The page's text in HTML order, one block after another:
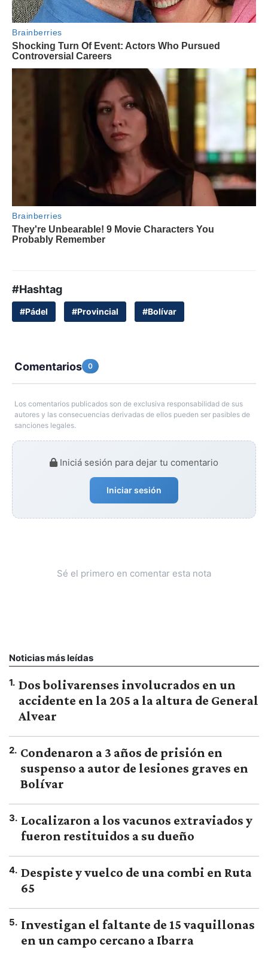
#Hashtag
#Pádel #Provincial #Bolívar
Comentarios 0
Los comentarios publicados son de exclusiva responsabilidad de sus
autores y las consecuencias derivadas de ellos pueden ser pasibles de
sanciones legales.
Iniciá sesión para dejar tu comentario
Iniciar sesión
Sé el primero en comentar esta nota
Noticias más leídas
1. Dos bolivarenses involucrados en un
accidente en la 205 a la altura de General
Alvear
2. Condenaron a 3 años de prisión en
suspenso a autor de lesiones graves en
Bolívar
3. Localizaron a los vacunos extraviados y
fueron restituidos a su dueño
4. Despiste y vuelco de una combi en Ruta
65
5. Investigan el faltante de 15 vaquillonas
en un campo cercano a Ibarra